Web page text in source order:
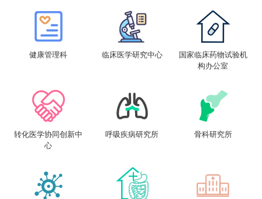
健康管理科 临床医学研究中心
国家临床药物试验机
构办公室
转化医学协同创新中
心
呼吸疾病研究所 骨科研究所